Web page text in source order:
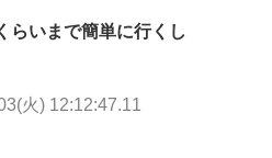
らいまで簡単に行くし
火) 12:12:47.11